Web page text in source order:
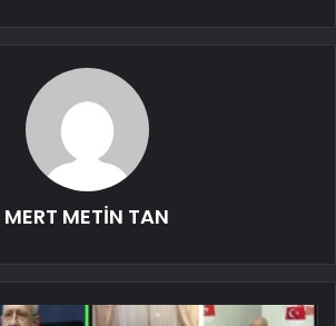
MERT METİN TAN